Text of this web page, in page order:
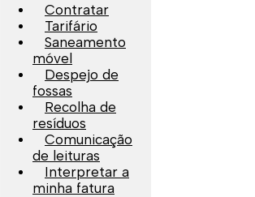
Contratar
Tarifário
Saneamento
móvel
Despejo de
fossas
Recolha de
resíduos
Comunicação
de leituras
Interpretar a
minha fatura